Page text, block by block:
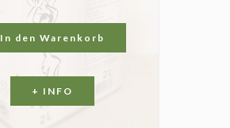
In den Warenkorb
+ INFO